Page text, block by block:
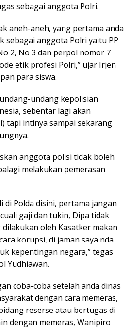
sebagai anggota Polri.
aneh-aneh, yang pertama anda
sebagai anggota Polri yaitu PP
2, No 3 dan perpol nomor 7
etik profesi Polri,” ujar Irjen
para siswa.
undang kepolisian
sebentar lagi akan
tapi intinya sampai sekarang
anggota polisi tidak boleh
melakukan pemerasan
di Polda disini, pertama jangan
gaji dan tukin, Dipa tidak
oleh Kasatker makan
korupsi, di jaman saya nda
kepentingan negara,” tegas
Yudhiawan.
coba-coba setelah anda dinas
dengan cara memeras,
reserse atau bertugas di
dengan memeras, Wanipiro